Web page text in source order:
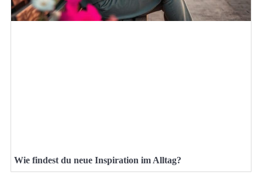
Wie findest du neue Inspiration im Alltag?